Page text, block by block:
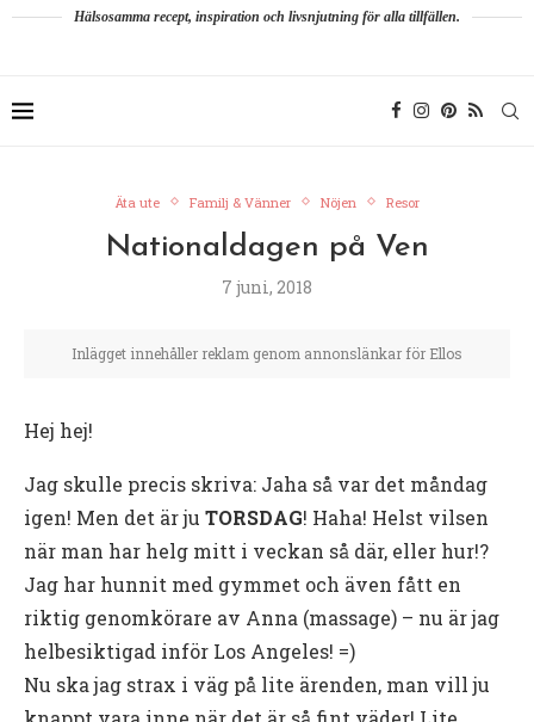
Hälsosamma recept, inspiration och livsnjutning för alla tillfällen.
Äta ute Familj & Vänner Nöjen Resor
Nationaldagen på Ven
7 juni, 2018
Inlägget innehåller reklam genom annonslänkar för Ellos
Hej hej!
Jag skulle precis skriva: Jaha så var det måndag
igen! Men det är ju TORSDAG! Haha! Helst vilsen
när man har helg mitt i veckan så där, eller hur!?
Jag har hunnit med gymmet och även fått en
riktig genomkörare av Anna (massage) – nu är jag
helbesiktigad inför Los Angeles! =)
Nu ska jag strax i väg på lite ärenden, man vill ju